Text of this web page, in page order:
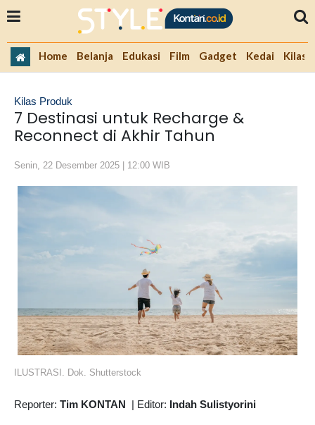
Home Belanja Edukasi Film Gadget Kedai Kilas
Kilas Produk
7 Destinasi untuk Recharge &
Reconnect di Akhir Tahun
Senin, 22 Desember 2025 | 12:00 WIB
ILUSTRASI. Dok. Shutterstock
Reporter: Tim KONTAN | Editor: Indah Sulistyorini